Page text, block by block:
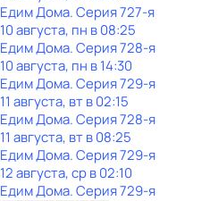
Едим Дома. Серия 727-я
10 августа, пн в 08:25
Едим Дома. Серия 728-я
10 августа, пн в 14:30
Едим Дома. Серия 729-я
11 августа, вт в 02:15
Едим Дома. Серия 728-я
11 августа, вт в 08:25
Едим Дома. Серия 729-я
12 августа, ср в 02:10
Едим Дома. Серия 729-я